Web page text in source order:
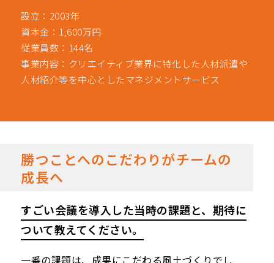
設立：2003年
資本金：1,600万円
従業員数：144名
事業内容：クリエイティブ業界に特化した人材派遣や
人材紹介等を中心としたマネジメントサービス
勝つことへのこだわりがチームの
成長へ
すごい会議を導入した当時の課題と、期待に
ついて教えてください。
一番の課題は、成果にこだわる風土づくりでし